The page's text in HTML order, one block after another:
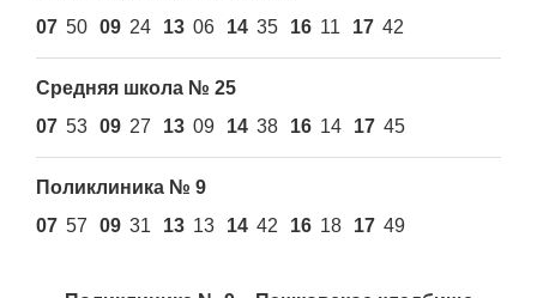
07 50 09 24 13 06 14 35 16 11 17 42
Средняя школа № 25
07 53 09 27 13 09 14 38 16 14 17 45
Поликлиника № 9
07 57 09 31 13 13 14 42 16 18 17 49